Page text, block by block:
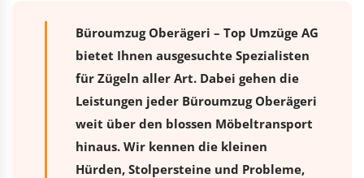
Büroumzug Oberägeri – Top Umzüge AG
bietet Ihnen ausgesuchte Spezialisten
für Zügeln aller Art. Dabei gehen die
Leistungen jeder Büroumzug Oberägeri
weit über den blossen Möbeltransport
hinaus. Wir kennen die kleinen
Hürden, Stolpersteine und Probleme,